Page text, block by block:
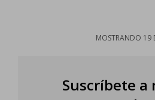
MOSTRANDO 19
Suscríbete a